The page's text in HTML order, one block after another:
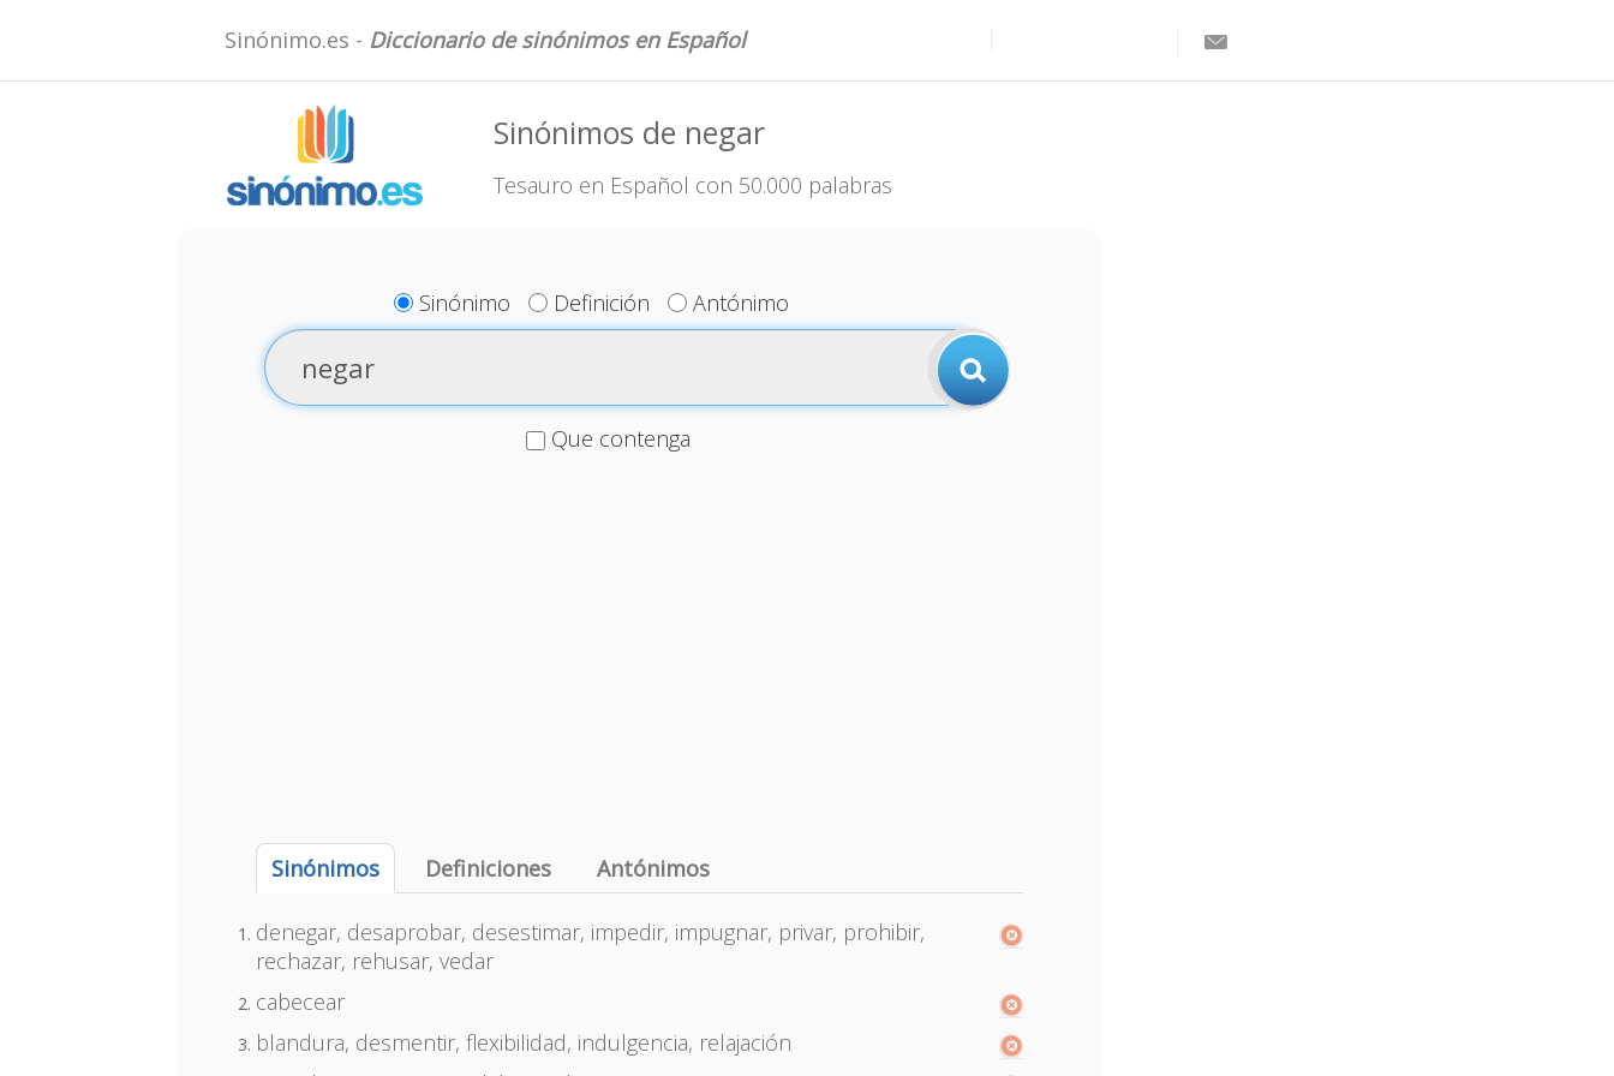
Sinónimo.es - Diccionario de sinónimos en Español
Sinónimos de negar
Tesauro en Español con 50.000 palabras
Sinónimo Definición Antónimo
Que contenga
Sinónimos Definiciones Antónimos
denegar, desaprobar, desestimar, impedir, impugnar, privar, prohibir,
rechazar, rehusar, vedar
cabecear
blandura, desmentir, flexibilidad, indulgencia, relajación